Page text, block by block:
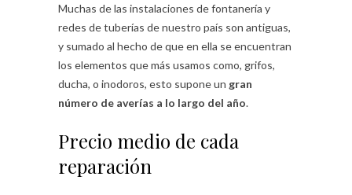
Muchas de las instalaciones de fontanería y
redes de tuberías de nuestro país son antiguas,
y sumado al hecho de que en ella se encuentran
los elementos que más usamos como, grifos,
ducha, o inodoros, esto supone un gran
número de averías a lo largo del año.
Precio medio de cada
reparación